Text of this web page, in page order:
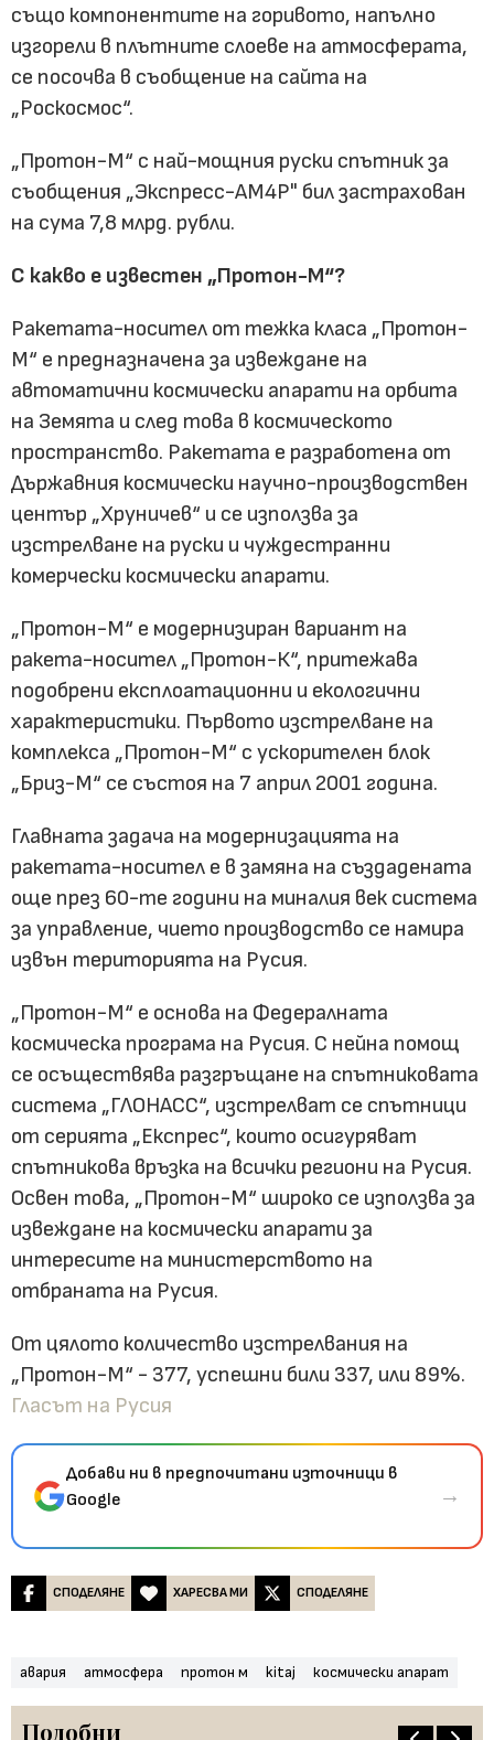
също компонентите на горивото, напълно
изгорели в плътните слоеве на атмосферата,
се посочва в съобщение на сайта на
„Роскосмос“.
„Протон-М“ с най-мощния руски спътник за
съобщения „Экспресс-АМ4Р" бил застрахован
на сума 7,8 млрд. рубли.
С какво е известен „Протон-М“?
Ракетата-носител от тежка класа „Протон-
М“ е предназначена за извеждане на
автоматични космически апарати на орбита
на Земята и след това в космическото
пространство. Ракетата е разработена от
Държавния космически научно-производствен
център „Хруничев“ и се използва за
изстрелване на руски и чуждестранни
комерчески космически апарати.
„Протон-М“ е модернизиран вариант на
ракета-носител „Протон-К“, притежава
подобрени експлоатационни и екологични
характеристики. Първото изстрелване на
комплекса „Протон-М“ с ускорителен блок
„Бриз-М“ се състоя на 7 април 2001 година.
Главната задача на модернизацията на
ракетата-носител е в замяна на създадената
още през 60-те години на миналия век система
за управление, чието производство се намира
извън територията на Русия.
„Протон-М“ е основа на Федералната
космическа програма на Русия. С нейна помощ
се осъществява разгръщане на спътниковата
система „ГЛОНАСС“, изстрелват се спътници
от серията „Експрес“, които осигуряват
спътникова връзка на всички региони на Русия.
Освен това, „Протон-М“ широко се използва за
извеждане на космически апарати за
интересите на министерството на
отбраната на Русия.
От цялото количество изстрелвания на
„Протон-М“ - 377, успешни били 337, или 89%.
Гласът на Русия
Добави ни в предпочитани източници в
Google
→
СПОДЕЛЯНЕ ХАРЕСВА МИ СПОДЕЛЯНЕ
авария атмосфера протон м kitaj космически апарат
Подобни